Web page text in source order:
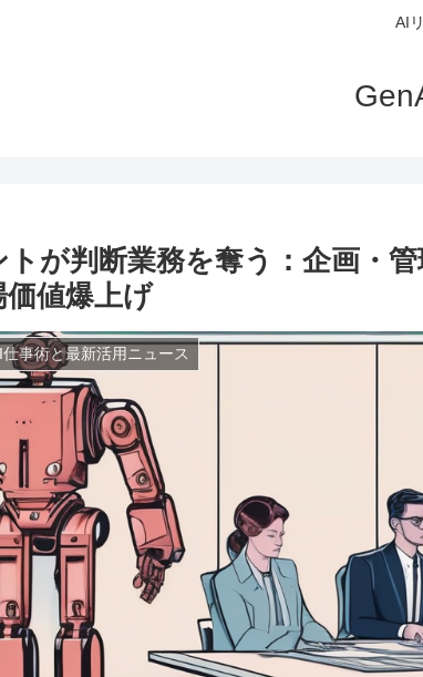
AI
が判断業務を奪う：企画・
値爆上げ
仕事術と最新活用ニュース